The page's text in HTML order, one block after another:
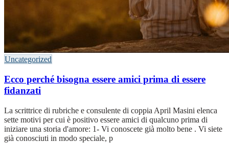
Uncategorized
Ecco perché bisogna essere amici prima di essere
fidanzati
La scrittrice di rubriche e consulente di coppia April Masini elenca
sette motivi per cui è positivo essere amici di qualcuno prima di
iniziare una storia d'amore: 1- Vi conoscete già molto bene . Vi siete
già conosciuti in modo speciale, p